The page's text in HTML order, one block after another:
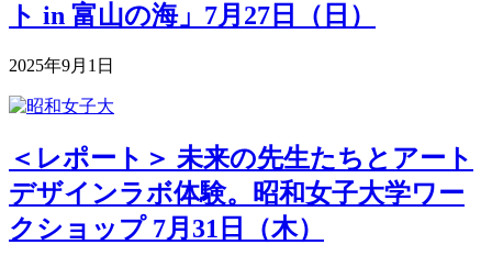
ト in 富山の海」7月27日（日）
2025年9月1日
＜レポート＞ 未来の先生たちとアート
デザインラボ体験。昭和女子大学ワー
クショップ 7月31日（木）